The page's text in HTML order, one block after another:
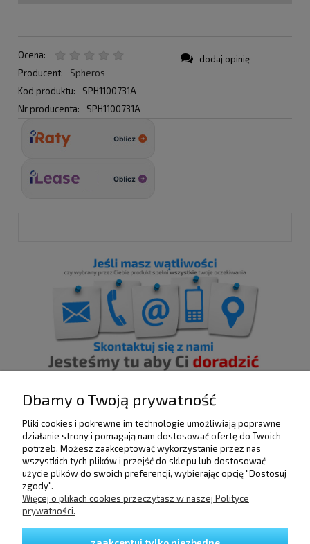
Ocena:
Producent:
Spheros
Kod produktu:
SPH1100731A
Nr producenta:
SPH1100731A
dodaj opinię
POMOC
DOSTAWA I PŁATNOŚCI
Dbamy o Twoją prywatność
Pliki cookies i pokrewne im technologie umożliwiają poprawne
działanie strony i pomagają nam dostosować ofertę do Twoich
potrzeb. Możesz zaakceptować wykorzystanie przez nas
wszystkich tych plików i przejść do sklepu lub dostosować
użycie plików do swoich preferencji, wybierając opcję "Dostosuj
zgody".
Więcej o plikach cookies przeczytasz w naszej Polityce
prywatności.